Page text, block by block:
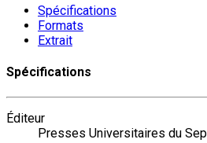
Spécifications
Formats
Extrait
Spécifications
Éditeur
Presses Universitaires du